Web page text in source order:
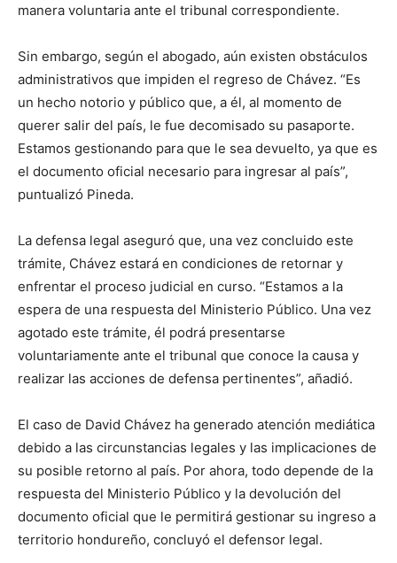
manera voluntaria ante el tribunal correspondiente.
Sin embargo, según el abogado, aún existen obstáculos
administrativos que impiden el regreso de Chávez. “Es
un hecho notorio y público que, a él, al momento de
querer salir del país, le fue decomisado su pasaporte.
Estamos gestionando para que le sea devuelto, ya que es
el documento oficial necesario para ingresar al país”,
puntualizó Pineda.
La defensa legal aseguró que, una vez concluido este
trámite, Chávez estará en condiciones de retornar y
enfrentar el proceso judicial en curso. “Estamos a la
espera de una respuesta del Ministerio Público. Una vez
agotado este trámite, él podrá presentarse
voluntariamente ante el tribunal que conoce la causa y
realizar las acciones de defensa pertinentes”, añadió.
El caso de David Chávez ha generado atención mediática
debido a las circunstancias legales y las implicaciones de
su posible retorno al país. Por ahora, todo depende de la
respuesta del Ministerio Público y la devolución del
documento oficial que le permitirá gestionar su ingreso a
territorio hondureño, concluyó el defensor legal.